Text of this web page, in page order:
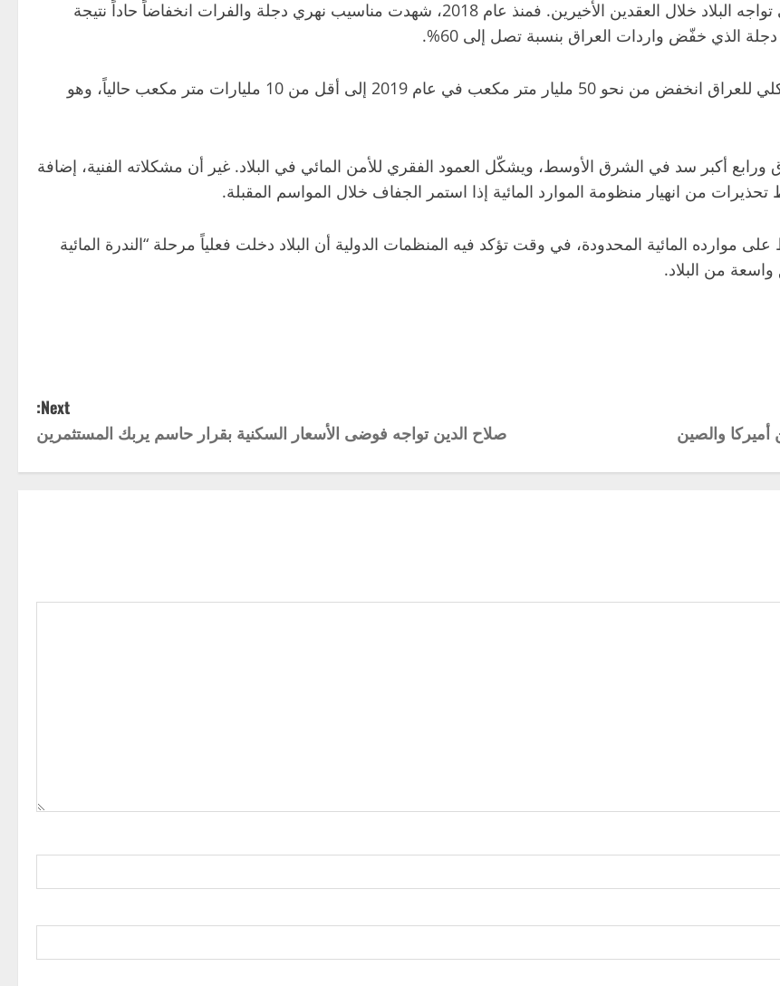
تُعدّ أزمة المياه في العراق من أكثر التحديات الاستراتيجية التي تواجه البلاد خلال العقدين الأخيرين. فمنذ عام 2018، شهدت مناسيب نهري دجلة والفرات انخفاضاً حاداً نتيجة
الذي خفّض واردات العراق بنسبة تصل إلى 60%.
كما تشير بيانات وزارة الموارد المائية إلى أن الخزين المائي الكلي للعراق انخفض من نحو 50 مليار متر مكعب في عام 2019 إلى أقل من 10 مليارات متر مكعب حالياً، وهو
عام 1986، أكبر سد في العراق ورابع أكبر سد في الشرق الأوسط، ويشكّل العمود الفقري للأمن المائي في البلاد. غير أن مشكلاته الفنية، إضافة
من انهيار منظومة الموارد المائية إذا استمر الجفاف خلال المواسم المقبلة.
المائية المحدودة، في وقت تؤكد فيه المنظمات الدولية أن البلاد دخلت فعلياً مرحلة “الندرة المائية
من البلاد.
والصين
Next:
صلاح الدين تواجه فوضى الأسعار السكنية بقرار حاسم يربك المستثمرين